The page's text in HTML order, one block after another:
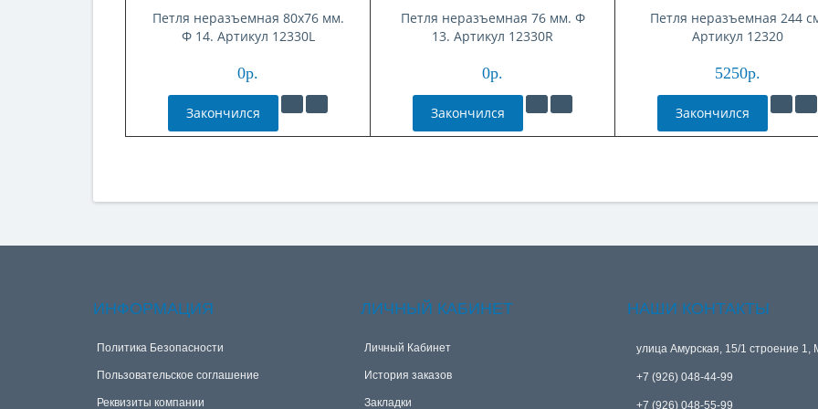
Петля неразъемная 80x76 мм.
Ф 14. Артикул 12330L
0р.
Закончился
Петля неразъемная 76 мм. Ф
13. Артикул 12330R
0р.
Закончился
Петля неразъемная 244
Артикул 12320
5250р.
Закончился
ИНФОРМАЦИЯ
Политика Безопасности
Пользовательское соглашение
Реквизиты компании
ЛИЧНЫЙ КАБИНЕТ
Личный Кабинет
История заказов
Закладки
НАШИ КОНТАКТЫ
улица Амурская, 15/1 строение 1,
+7 (926) 048-44-99
+7 (926) 048-55-99